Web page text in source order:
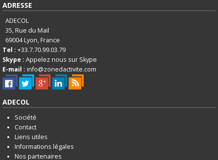
ADRESSE
ADECOL
35, Rue du Mail
69004Lyon, France
Tel : +33.7.70.99.03.79
Skype : Appelez nous sur Skype
E-mail : info@zonedactivite.com
ADECOL
Société
Contact
Liens utiles
Informations légales
Nos partenaires